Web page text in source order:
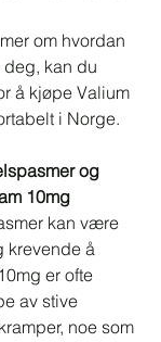
om hvordan
kan du
å kjøpe Valium
i Norge.
og
10mg
kan være
krevende å
er ofte
av stive
noe som